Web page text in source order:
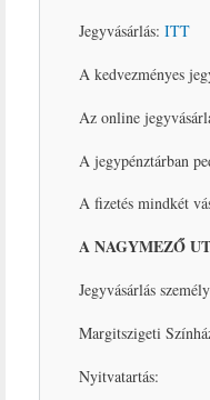
Jegyvásárlás: ITT
A kedvezményes
Az online
A jegypénztárban
A fizetés mindkét
A NAGYMEZŐ
Jegyvásárlás
Margitszigeti
Nyitvatartás: